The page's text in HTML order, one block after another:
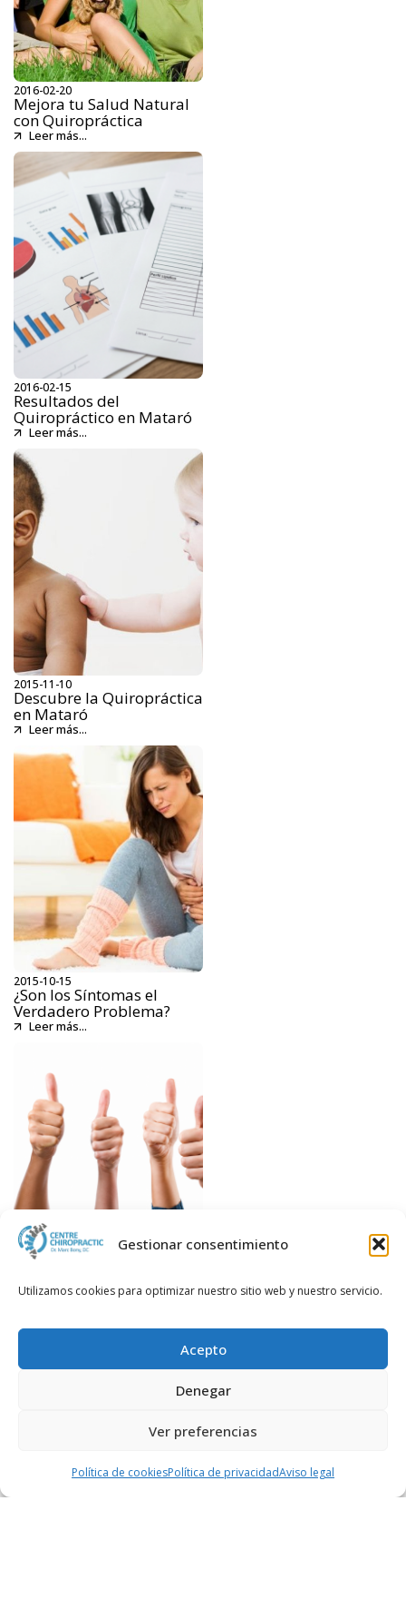
Gestionar consentimiento
Utilizamos cookies para optimizar nuestro sitio web y nuestro servicio.
Acepto
Denegar
Ver preferencias
Política de cookiesPolítica de privacidadAviso legal
2016-02-20
Mejora tu Salud Natural
con Quiropráctica
Leer más...
2016-02-15
Resultados del
Quiropráctico en Mataró
Leer más...
2015-11-10
Descubre la Quiropráctica
en Mataró
Leer más...
2015-10-15
¿Son los Síntomas el
Verdadero Problema?
Leer más...
76% Menos Riesgo con
Llamar WhatsApp Reservar cita